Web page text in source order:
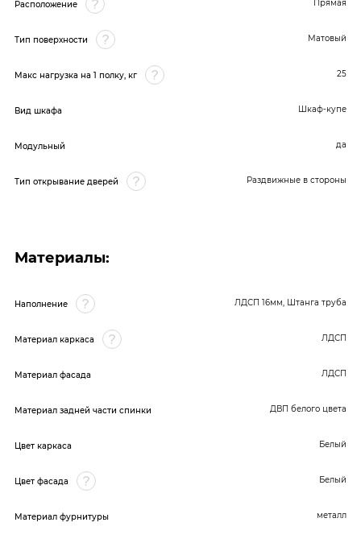
Расположение Прямая
Тип поверхности Матовый
Макс нагрузка на 1 полку, кг 25
Вид шкафа Шкаф-купе
Модульный да
Тип открывание дверей Раздвижные в стороны
Материалы:
Наполнение ЛДСП 16мм, Штанга труба
Материал каркаса ЛДСП
Материал фасада ЛДСП
Материал задней части спинки ДВП белого цвета
Цвет каркаса Белый
Цвет фасада Белый
Материал фурнитуры металл